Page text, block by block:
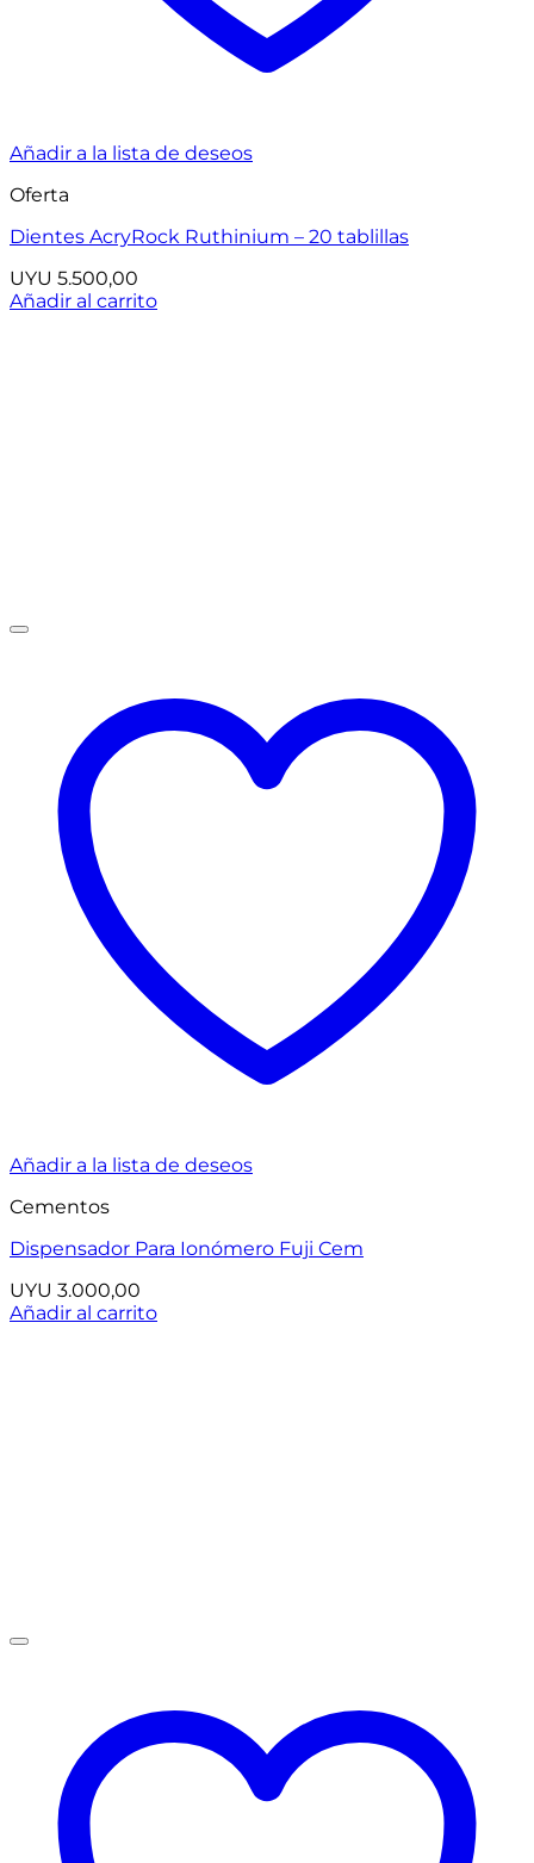
Añadir a la lista de deseos
Oferta
Dientes AcryRock Ruthinium – 20 tablillas
UYU 5.500,00
Añadir al carrito
Añadir a la lista de deseos
Cementos
Dispensador Para Ionómero Fuji Cem
UYU 3.000,00
Añadir al carrito